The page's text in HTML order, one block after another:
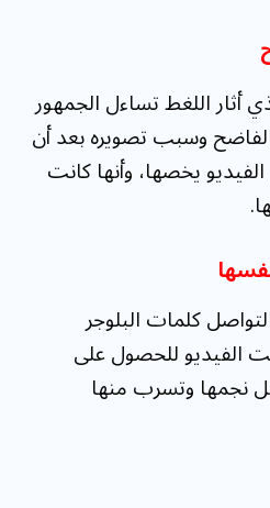
أثار اللغط تساءل الجمهور
وسبب تصويره بعد أن
يخصها، وأنها كانت
كلمات البلوجر
الفيديو للحصول على
نجمها وتسرب منها